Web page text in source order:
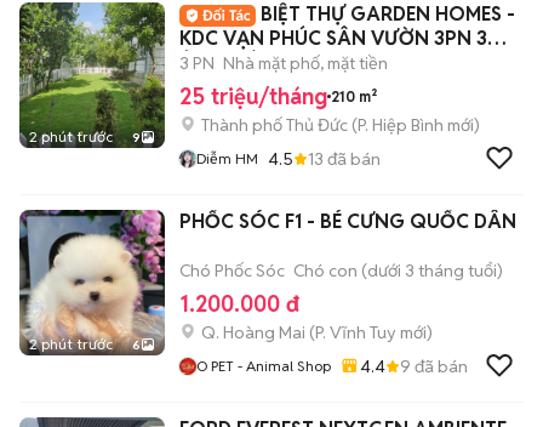
2 phút trước 9
BIỆT THỰ GARDEN HOMES -
KDC VẠN PHÚC SÂN VƯỜN 3PN 3WC
Ở GIA ĐÌNH+ VP
3 PN Nhà mặt phố, mặt tiền
25 triệu/tháng 210 m²
Thành phố Thủ Đức (P. Hiệp Bình mới)
Diễm HM 4.5 13 đã bán
2 phút trước 6
PHỐC SÓC F1 - BÉ CƯNG QUỐC DÂN
Chó Phốc Sóc Chó con (dưới 3 tháng tuổi)
1.200.000 đ
Q. Hoàng Mai (P. Vĩnh Tuy mới)
O PET - Animal Shop 4.4 9 đã bán